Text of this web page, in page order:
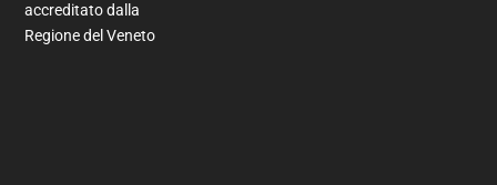
accreditato dalla
Regione del Veneto